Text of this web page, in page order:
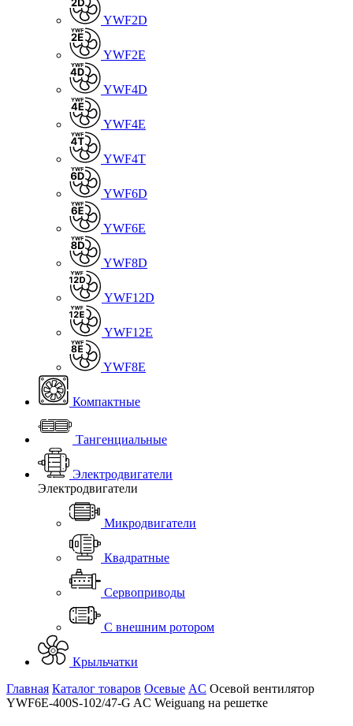
YWF2D
YWF2E
YWF4D
YWF4E
YWF4T
YWF6D
YWF6E
YWF8D
YWF12D
YWF12E
YWF8E
Компактные
Тангенциальные
Электродвигатели
Электродвигатели
Микродвигатели
Квадратные
Сервоприводы
С внешним ротором
Крыльчатки
Главная Каталог товаров Осевые AC Осевой вентилятор
YWF6E-400S-102/47-G AC Weiguang на решетке